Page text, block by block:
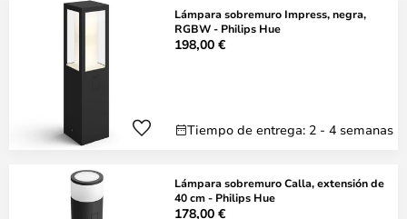
Lámpara sobremuro Impress, negra,
RGBW - Philips Hue
198,00 €
Tiempo de entrega: 2 - 4 semanas
Lámpara sobremuro Calla, extensión de
40 cm - Philips Hue
178,00 €